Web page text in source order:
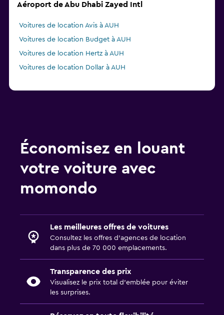
Aéroport de Abu Dhabi Zayed Intl
Voitures de location Avis à AUH
Voitures de location Budget à AUH
Voitures de location Hertz à AUH
Voitures de location Dollar à AUH
Économisez en louant
votre voiture avec
momondo
Les meilleures offres de voitures
Consultez les offres d’agences de location
dans plus de 70 000 emplacements.
Transparence des prix
Visualisez le prix total d’emblée pour éviter
les surprises.